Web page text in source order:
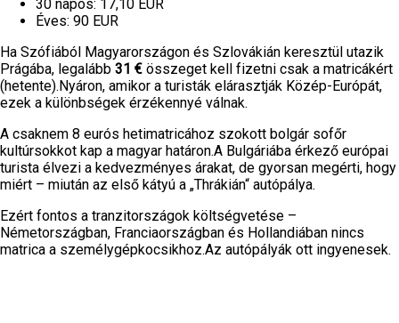
30 napos: 17,10 EUR
Éves: 90 EUR
Ha Szófiából Magyarországon és Szlovákián keresztül utazik
Prágába, legalább 31 € összeget kell fizetni csak a matricákért
(hetente).Nyáron, amikor a turisták elárasztják Közép-Európát,
ezek a különbségek érzékennyé válnak.
A csaknem 8 eurós hetimatricához szokott bolgár sofőr
kultúrsokkot kap a magyar határon.A Bulgáriába érkező európai
turista élvezi a kedvezményes árakat, de gyorsan megérti, hogy
miért – miután az első kátyú a „Thrákián“ autópálya.
Ezért fontos a tranzitországok költségvetése –
Németországban, Franciaországban és Hollandiában nincs
matrica a személygépkocsikhoz.Az autópályák ott ingyenesek.